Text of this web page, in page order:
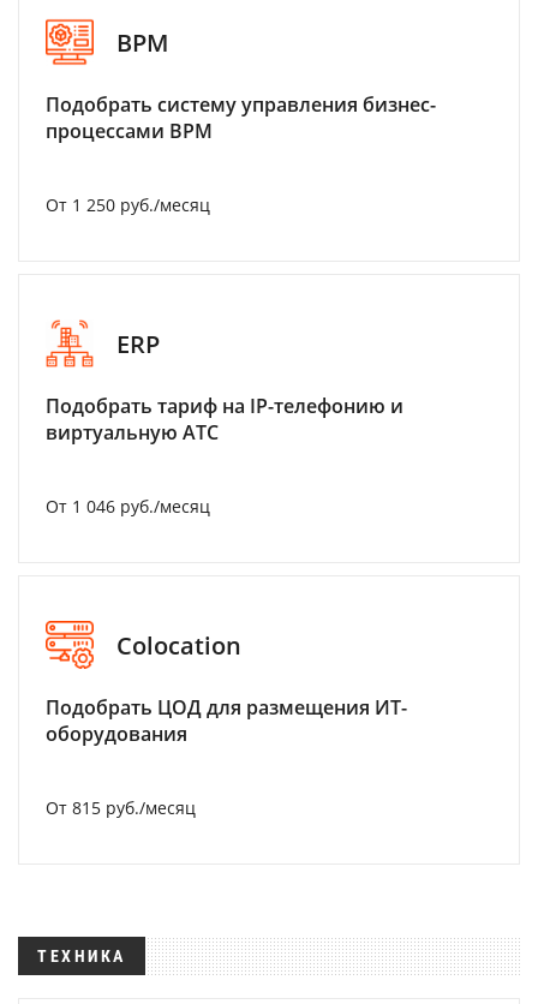
BPM
Подобрать систему управления бизнес-
процессами BPM
От 1 250 руб./месяц
ERP
Подобрать тариф на IP-телефонию и
виртуальную АТС
От 1 046 руб./месяц
Colocation
Подобрать ЦОД для размещения ИТ-
оборудования
От 815 руб./месяц
ТЕХНИКА